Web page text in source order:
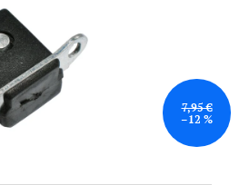
7,95 €
–12 %